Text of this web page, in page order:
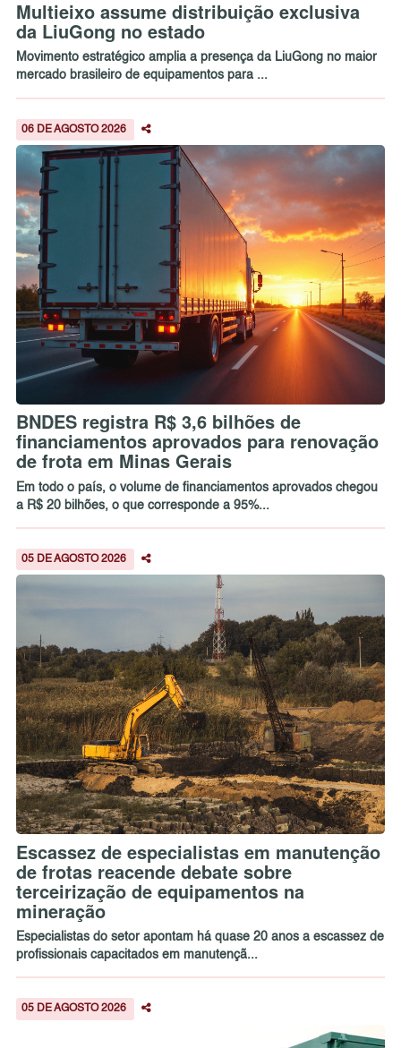
Multieixo assume distribuição exclusiva
da LiuGong no estado
Movimento estratégico amplia a presença da LiuGong no maior
mercado brasileiro de equipamentos para ...
06 DE AGOSTO 2026
BNDES registra R$ 3,6 bilhões de
financiamentos aprovados para renovação
de frota em Minas Gerais
Em todo o país, o volume de financiamentos aprovados chegou
a R$ 20 bilhões, o que corresponde a 95%...
05 DE AGOSTO 2026
Escassez de especialistas em manutenção
de frotas reacende debate sobre
terceirização de equipamentos na
mineração
Especialistas do setor apontam há quase 20 anos a escassez de
profissionais capacitados em manutençã...
05 DE AGOSTO 2026